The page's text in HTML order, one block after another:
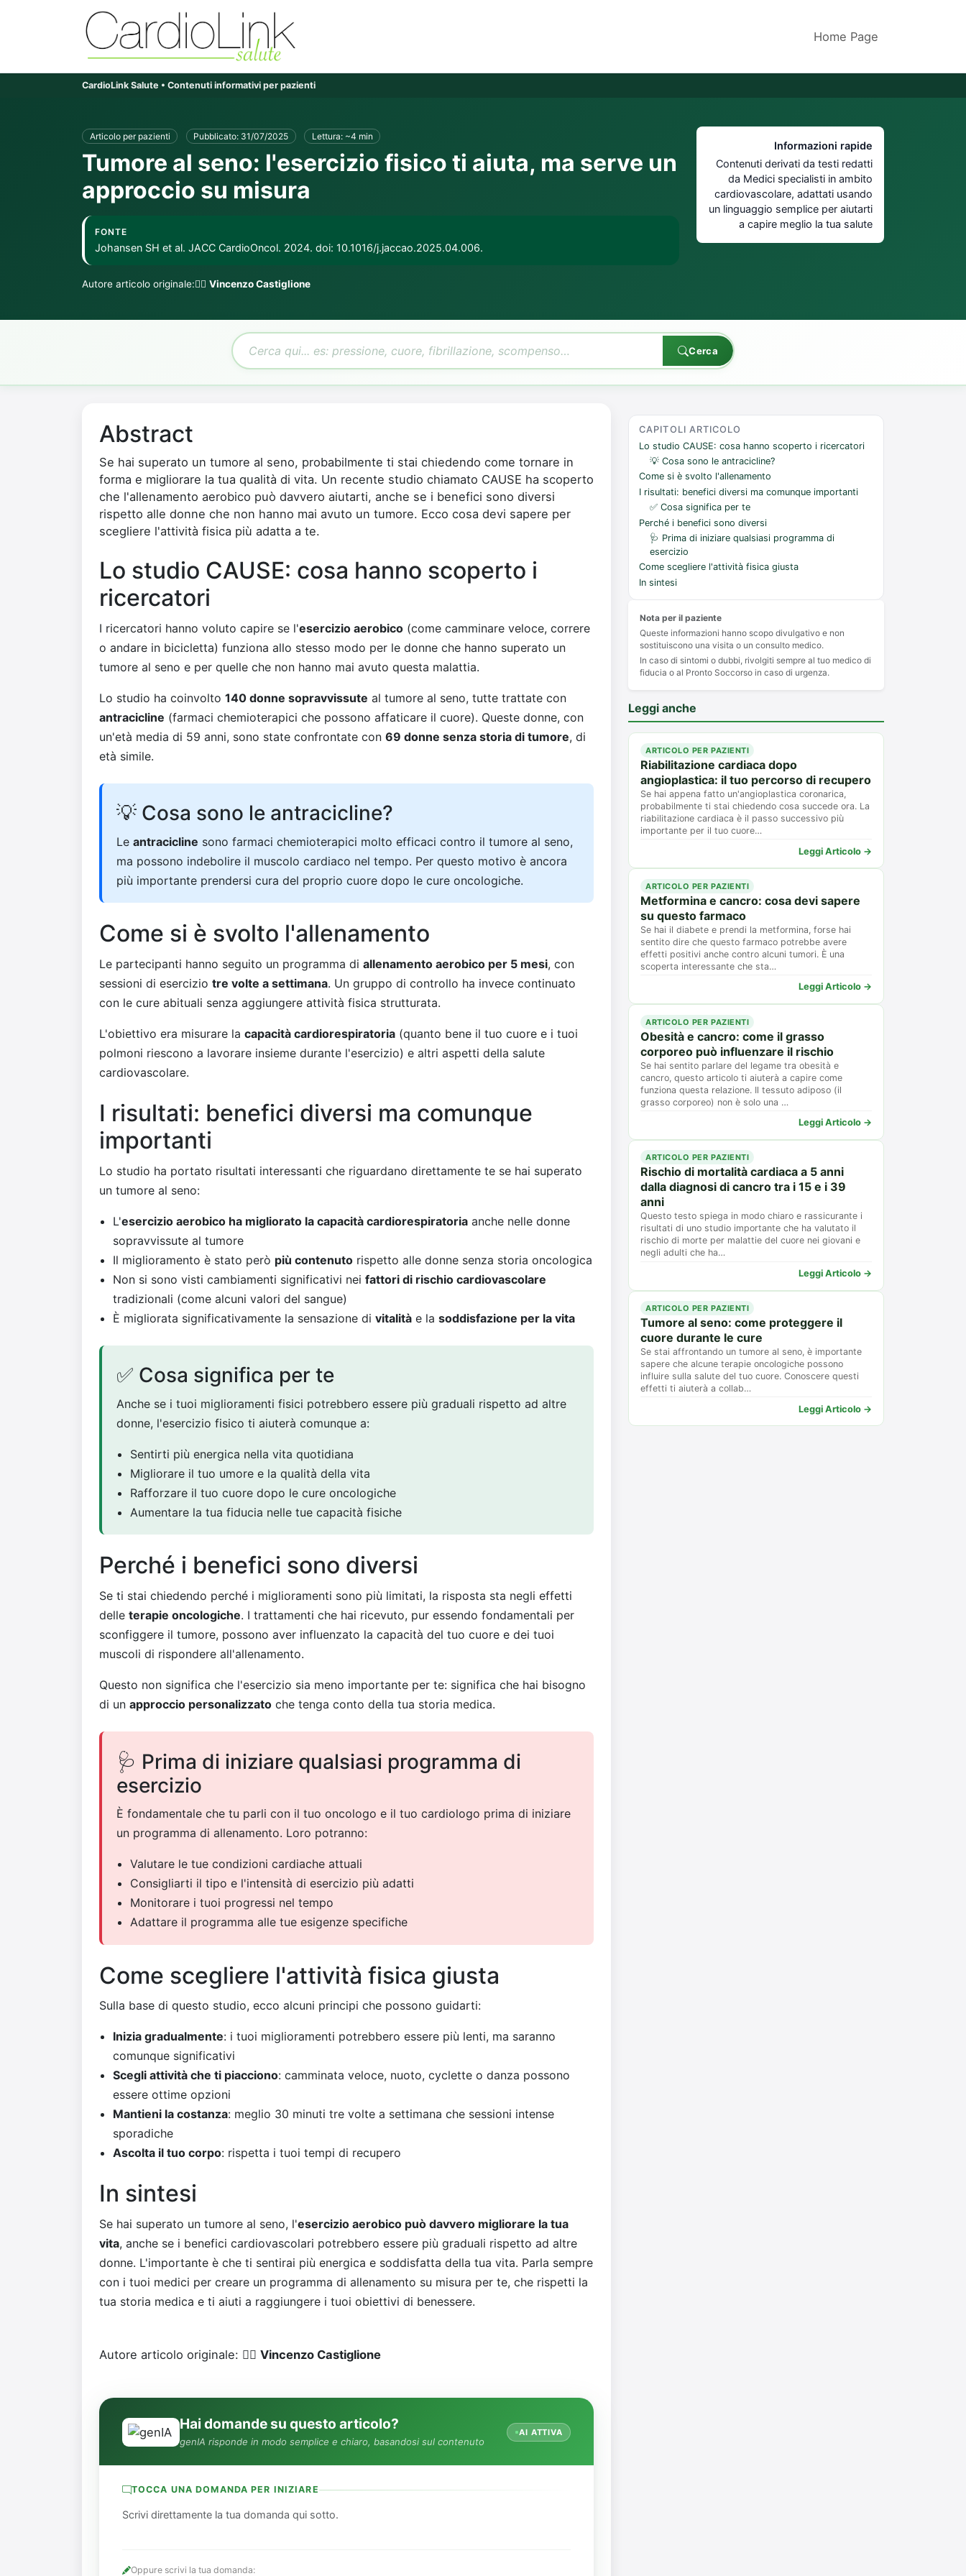
Home Page
CardioLink Salute • Contenuti informativi per pazienti
Articolo per pazienti Pubblicato: 31/07/2025 Lettura: ~4 min
Tumore al seno: l'esercizio fisico ti aiuta, ma serve un
approccio su misura
FONTE
Johansen SH et al. JACC CardioOncol. 2024. doi: 10.1016/j.jaccao.2025.04.006.
Autore articolo originale:👨‍⚕️ Vincenzo Castiglione
Informazioni rapide
Contenuti derivati da testi redatti
da Medici specialisti in ambito
cardiovascolare, adattati usando
un linguaggio semplice per aiutarti
a capire meglio la tua salute
Cerca
Abstract
Se hai superato un tumore al seno, probabilmente ti stai chiedendo come tornare in
forma e migliorare la tua qualità di vita. Un recente studio chiamato CAUSE ha scoperto
che l'allenamento aerobico può davvero aiutarti, anche se i benefici sono diversi
rispetto alle donne che non hanno mai avuto un tumore. Ecco cosa devi sapere per
scegliere l'attività fisica più adatta a te.
Lo studio CAUSE: cosa hanno scoperto i
ricercatori
I ricercatori hanno voluto capire se l'esercizio aerobico (come camminare veloce, correre
o andare in bicicletta) funziona allo stesso modo per le donne che hanno superato un
tumore al seno e per quelle che non hanno mai avuto questa malattia.
Lo studio ha coinvolto 140 donne sopravvissute al tumore al seno, tutte trattate con
antracicline (farmaci chemioterapici che possono affaticare il cuore). Queste donne, con
un'età media di 59 anni, sono state confrontate con 69 donne senza storia di tumore, di
età simile.
💡 Cosa sono le antracicline?
Le antracicline sono farmaci chemioterapici molto efficaci contro il tumore al seno,
ma possono indebolire il muscolo cardiaco nel tempo. Per questo motivo è ancora
più importante prendersi cura del proprio cuore dopo le cure oncologiche.
Come si è svolto l'allenamento
Le partecipanti hanno seguito un programma di allenamento aerobico per 5 mesi, con
sessioni di esercizio tre volte a settimana. Un gruppo di controllo ha invece continuato
con le cure abituali senza aggiungere attività fisica strutturata.
L'obiettivo era misurare la capacità cardiorespiratoria (quanto bene il tuo cuore e i tuoi
polmoni riescono a lavorare insieme durante l'esercizio) e altri aspetti della salute
cardiovascolare.
I risultati: benefici diversi ma comunque
importanti
Lo studio ha portato risultati interessanti che riguardano direttamente te se hai superato
un tumore al seno:
L'esercizio aerobico ha migliorato la capacità cardiorespiratoria anche nelle donne
sopravvissute al tumore
Il miglioramento è stato però più contenuto rispetto alle donne senza storia oncologica
Non si sono visti cambiamenti significativi neifattori di rischio cardiovascolare
tradizionali (come alcuni valori del sangue)
È migliorata significativamente la sensazione divitalità e lasoddisfazione per la vita
✅ Cosa significa per te
Anche se i tuoi miglioramenti fisici potrebbero essere più graduali rispetto ad altre
donne, l'esercizio fisico ti aiuterà comunque a:
Sentirti più energica nella vita quotidiana
Migliorare il tuo umore e la qualità della vita
Rafforzare il tuo cuore dopo le cure oncologiche
Aumentare la tua fiducia nelle tue capacità fisiche
Perché i benefici sono diversi
Se ti stai chiedendo perché i miglioramenti sono più limitati, la risposta sta negli effetti
delle terapie oncologiche. I trattamenti che hai ricevuto, pur essendo fondamentali per
sconfiggere il tumore, possono aver influenzato la capacità del tuo cuore e dei tuoi
muscoli di rispondere all'allenamento.
Questo non significa che l'esercizio sia meno importante per te: significa che hai bisogno
di un approccio personalizzato che tenga conto della tua storia medica.
🩺 Prima di iniziare qualsiasi programma di
esercizio
È fondamentale che tu parli con il tuo oncologo e il tuo cardiologo prima di iniziare
un programma di allenamento. Loro potranno:
Valutare le tue condizioni cardiache attuali
Consigliarti il tipo e l'intensità di esercizio più adatti
Monitorare i tuoi progressi nel tempo
Adattare il programma alle tue esigenze specifiche
Come scegliere l'attività fisica giusta
Sulla base di questo studio, ecco alcuni principi che possono guidarti:
Inizia gradualmente: i tuoi miglioramenti potrebbero essere più lenti, ma saranno
comunque significativi
Scegli attività che ti piacciono: camminata veloce, nuoto, cyclette o danza possono
essere ottime opzioni
Mantieni la costanza: meglio 30 minuti tre volte a settimana che sessioni intense
sporadiche
Ascolta il tuo corpo: rispetta i tuoi tempi di recupero
In sintesi
Se hai superato un tumore al seno, l'esercizio aerobico può davvero migliorare la tua
vita, anche se i benefici cardiovascolari potrebbero essere più graduali rispetto ad altre
donne. L'importante è che ti sentirai più energica e soddisfatta della tua vita. Parla sempre
con i tuoi medici per creare un programma di allenamento su misura per te, che rispetti la
tua storia medica e ti aiuti a raggiungere i tuoi obiettivi di benessere.
Autore articolo originale: 👨‍⚕️ Vincenzo Castiglione
Hai domande su questo articolo?
genIA risponde in modo semplice e chiaro, basandosi sul contenuto
AI ATTIVA
TOCCA UNA DOMANDA PER INIZIARE
Scrivi direttamente la tua domanda qui sotto.
Oppure scrivi la tua domanda:
CAPITOLI ARTICOLO
Lo studio CAUSE: cosa hanno scoperto i ricercatori
💡 Cosa sono le antracicline?
Come si è svolto l'allenamento
I risultati: benefici diversi ma comunque importanti
✅ Cosa significa per te
Perché i benefici sono diversi
🩺 Prima di iniziare qualsiasi programma di
esercizio
Come scegliere l'attività fisica giusta
In sintesi
Nota per il paziente
Queste informazioni hanno scopo divulgativo e non
sostituiscono una visita o un consulto medico.
In caso di sintomi o dubbi, rivolgiti sempre al tuo medico di
fiducia o al Pronto Soccorso in caso di urgenza.
Leggi anche
ARTICOLO PER PAZIENTI
Riabilitazione cardiaca dopo
angioplastica: il tuo percorso di recupero
Se hai appena fatto un'angioplastica coronarica,
probabilmente ti stai chiedendo cosa succede ora. La
riabilitazione cardiaca è il passo successivo più
importante per il tuo cuore…
Leggi Articolo →
ARTICOLO PER PAZIENTI
Metformina e cancro: cosa devi sapere
su questo farmaco
Se hai il diabete e prendi la metformina, forse hai
sentito dire che questo farmaco potrebbe avere
effetti positivi anche contro alcuni tumori. È una
scoperta interessante che sta…
Leggi Articolo →
ARTICOLO PER PAZIENTI
Obesità e cancro: come il grasso
corporeo può influenzare il rischio
Se hai sentito parlare del legame tra obesità e
cancro, questo articolo ti aiuterà a capire come
funziona questa relazione. Il tessuto adiposo (il
grasso corporeo) non è solo una …
Leggi Articolo →
ARTICOLO PER PAZIENTI
Rischio di mortalità cardiaca a 5 anni
dalla diagnosi di cancro tra i 15 e i 39
anni
Questo testo spiega in modo chiaro e rassicurante i
risultati di uno studio importante che ha valutato il
rischio di morte per malattie del cuore nei giovani e
negli adulti che ha…
Leggi Articolo →
ARTICOLO PER PAZIENTI
Tumore al seno: come proteggere il
cuore durante le cure
Se stai affrontando un tumore al seno, è importante
sapere che alcune terapie oncologiche possono
influire sulla salute del tuo cuore. Conoscere questi
effetti ti aiuterà a collab…
Leggi Articolo →